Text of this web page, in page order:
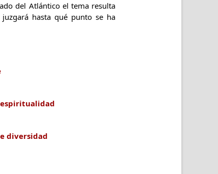
del Atlántico el tema resulta
hasta qué punto se ha
espiritualidad
diversidad